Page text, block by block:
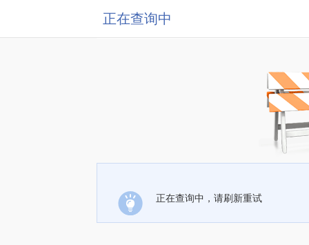
正在查询中
正在查询中，请刷新重试